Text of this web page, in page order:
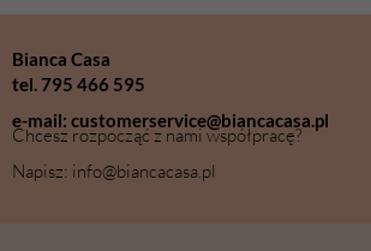
Bianca Casa
tel. 795 466 595
e-mail: customerservice@biancacasa.pl
Chcesz rozpocząć z nami współpracę?
Napisz: info@biancacasa.pl